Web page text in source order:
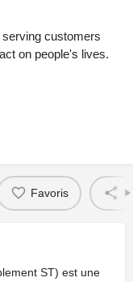
customers
on people's lives.
Favoris
ST) est une